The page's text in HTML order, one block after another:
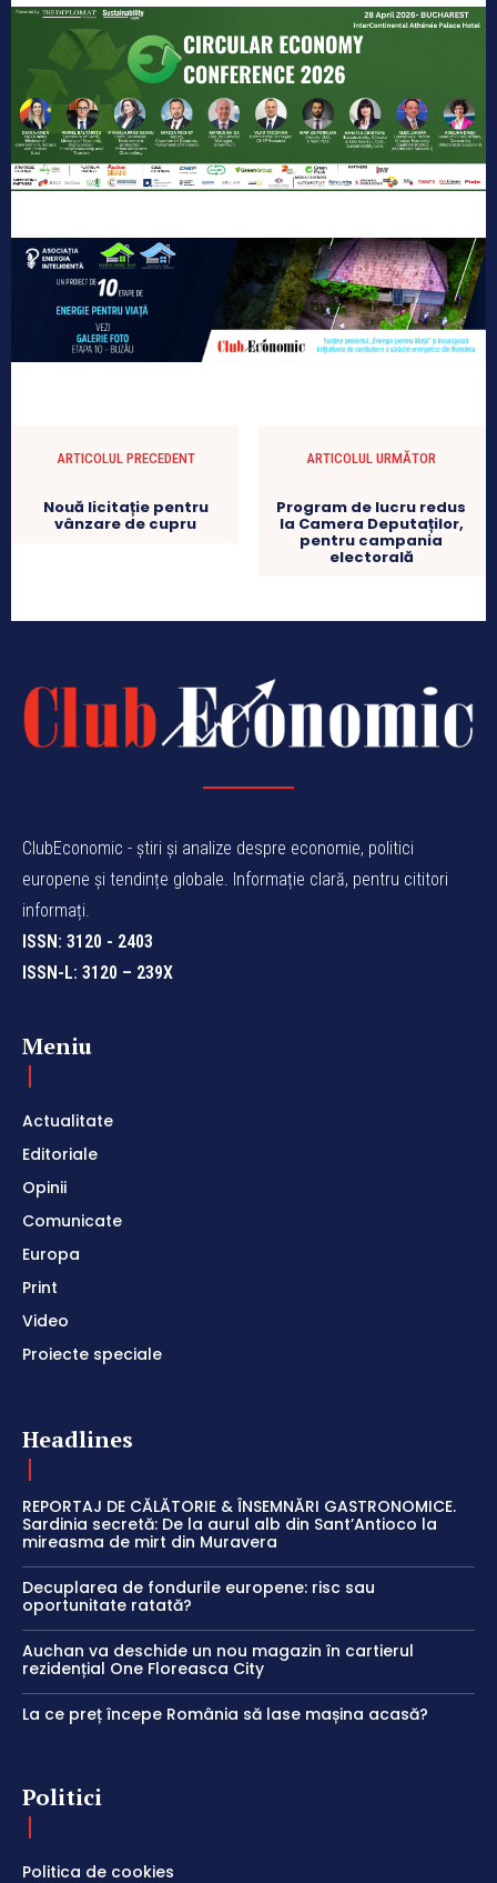
ARTICOLUL PRECEDENT
Nouă licitație pentru
vânzare de cupru
ARTICOLUL URMĂTOR
Program de lucru redus
la Camera Deputaților,
pentru campania
electorală
ClubEconomic - știri și analize despre economie, politici
europene și tendințe globale. Informație clară, pentru cititori
informați.
ISSN: 3120 - 2403
ISSN-L: 3120 – 239X
Meniu
Actualitate
Editoriale
Opinii
Comunicate
Europa
Print
Video
Proiecte speciale
Headlines
REPORTAJ DE CĂLĂTORIE & ÎNSEMNĂRI GASTRONOMICE.
Sardinia secretă: De la aurul alb din Sant’Antioco la
mireasma de mirt din Muravera
Decuplarea de fondurile europene: risc sau
oportunitate ratată?
Auchan va deschide un nou magazin în cartierul
rezidențial One Floreasca City
La ce preț începe România să lase mașina acasă?
Politici
Politica de cookies